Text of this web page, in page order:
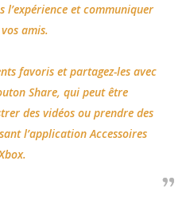
l’expérience et communiquer
amis.
favoris et partagez-les avec
Share, qui peut être
des vidéos ou prendre des
l’application Accessoires